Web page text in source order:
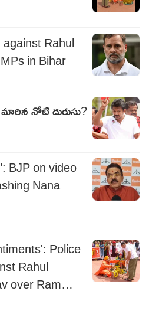
Rahul
in Bihar
నోటి దురుసు?
BJP on video
Nana
Police
Rahul
over Ram